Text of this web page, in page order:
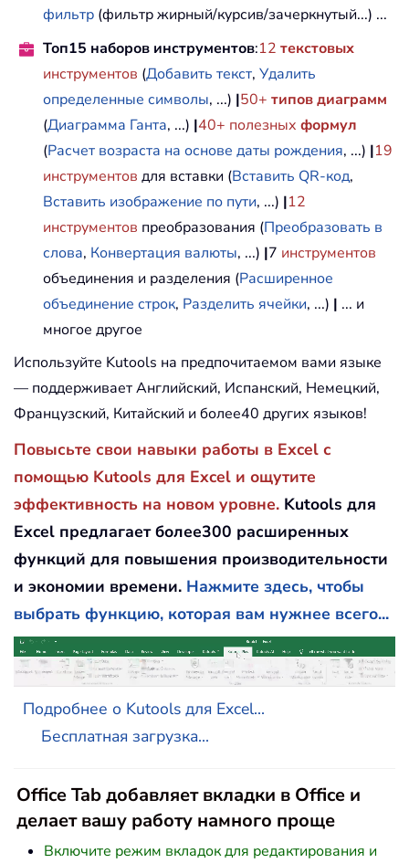
фильтр (фильтр жирный/курсив/зачеркнутый...) ...
Топ15 наборов инструментов:12 текстовых
инструментов (Добавить текст, Удалить
определенные символы, ...) |50+ типов диаграмм
(Диаграмма Ганта, ...) |40+ полезных формул
(Расчет возраста на основе даты рождения, ...) |19
инструментов для вставки (Вставить QR-код,
Вставить изображение по пути, ...) |12
инструментов преобразования (Преобразовать в
слова, Конвертация валюты, ...) |7 инструментов
объединения и разделения (Расширенное
объединение строк, Разделить ячейки, ...) | ... и
многое другое
Используйте Kutools на предпочитаемом вами языке
— поддерживает Английский, Испанский, Немецкий,
Французский, Китайский и более40 других языков!
Повысьте свои навыки работы в Excel с
помощью Kutools для Excel и ощутите
эффективность на новом уровне. Kutools для
Excel предлагает более300 расширенных
функций для повышения производительности
и экономии времени. Нажмите здесь, чтобы
выбрать функцию, которая вам нужнее всего...
Подробнее о Kutools для Excel...
Бесплатная загрузка...
Office Tab добавляет вкладки в Office и
делает вашу работу намного проще
Включите режим вкладок для редактирования и